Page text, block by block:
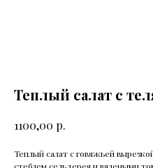
Теплый салат с
1100,00 р.
Теплый салат с говяжьей